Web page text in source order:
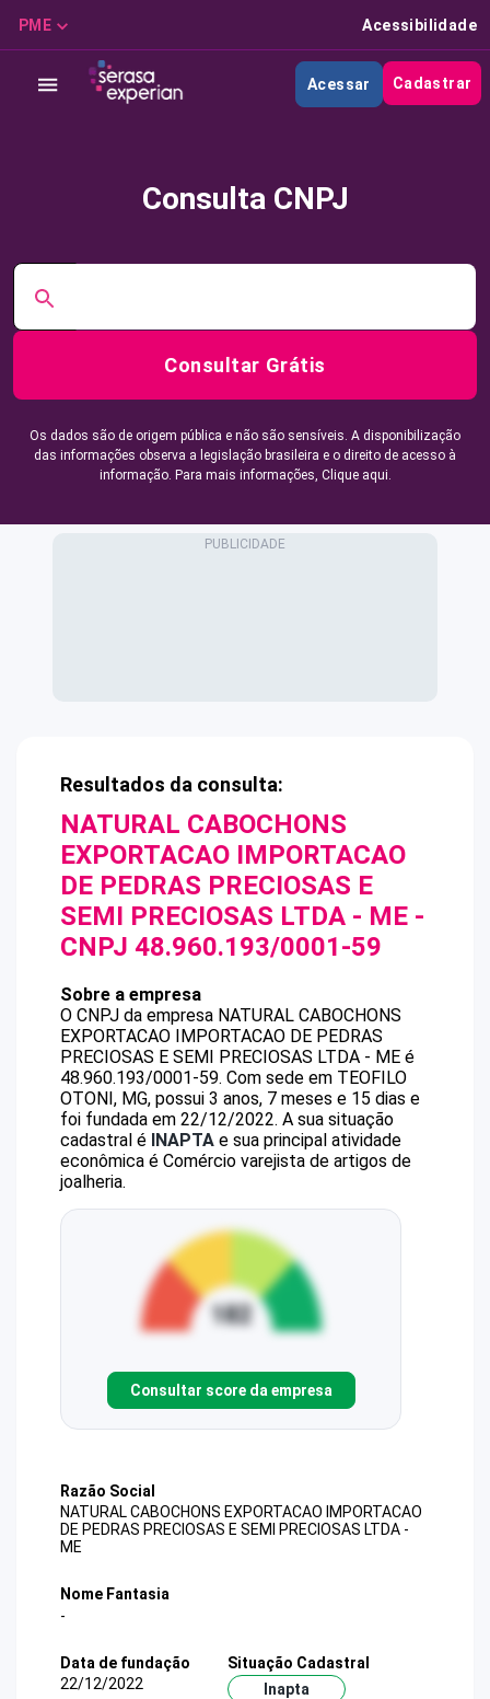
PME Acessibilidade
Acessar Cadastrar
Consulta CNPJ
Consultar Grátis
Os dados são de origem pública e não são sensíveis. A disponibilização
das informações observa a legislação brasileira e o direito de acesso à
informação. Para mais informações, Clique aqui.
Resultados da consulta:
NATURAL CABOCHONS
EXPORTACAO IMPORTACAO
DE PEDRAS PRECIOSAS E
SEMI PRECIOSAS LTDA - ME -
CNPJ 48.960.193/0001-59
Sobre a empresa
O CNPJ da empresa NATURAL CABOCHONS
EXPORTACAO IMPORTACAO DE PEDRAS
PRECIOSAS E SEMI PRECIOSAS LTDA - ME é
48.960.193/0001-59. Com sede em TEOFILO
OTONI, MG, possui 3 anos, 7 meses e 15 dias e
foi fundada em 22/12/2022. A sua situação
cadastral é INAPTA e sua principal atividade
econômica é Comércio varejista de artigos de
joalheria.
Consultar score da empresa
Razão Social
NATURAL CABOCHONS EXPORTACAO IMPORTACAO
DE PEDRAS PRECIOSAS E SEMI PRECIOSAS LTDA -
ME
Nome Fantasia
-
Data de fundação
22/12/2022
Situação Cadastral
Inapta